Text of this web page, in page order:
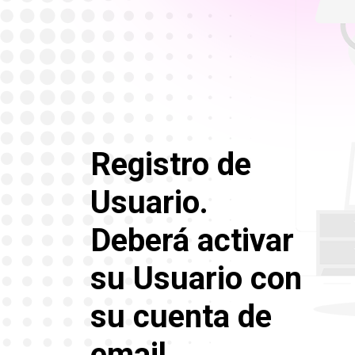
Registro de
Usuario.
Deberá activar
su Usuario con
su cuenta de